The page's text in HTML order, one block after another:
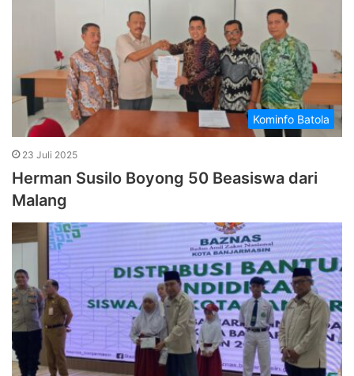
Kominfo Batola
23 Juli 2025
Herman Susilo Boyong 50 Beasiswa dari
Malang